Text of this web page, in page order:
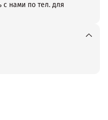
с нами по тел. для